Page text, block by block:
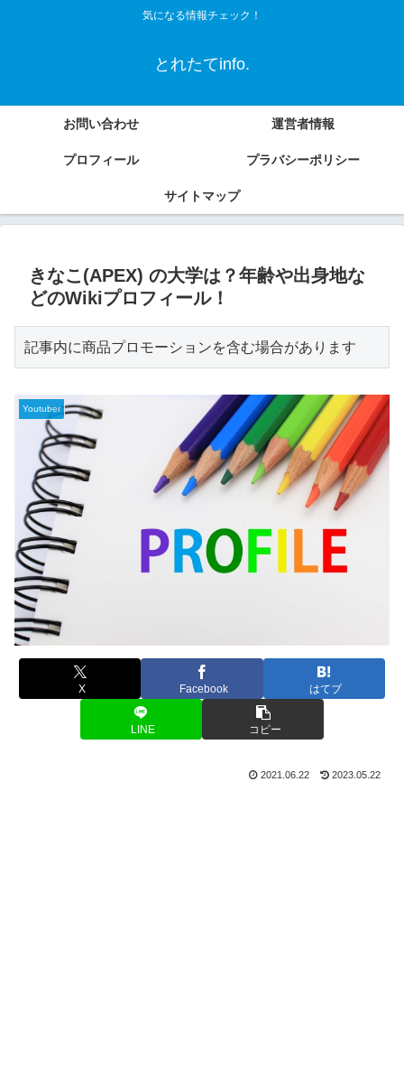
気になる情報チェック！
とれたてinfo.
お問い合わせ 運営者情報
プロフィール プラバシーポリシー
サイトマップ
きなこ(APEX) の大学は？年齢や出身地な
どのWikiプロフィール！
記事内に商品プロモーションを含む場合があります
Youtuber
X Facebook はてブ
LINE コピー
2021.06.22 2023.05.22